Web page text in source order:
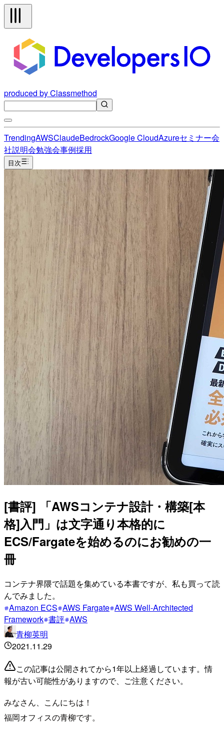
produced by Classmethod
TrendingAWSClaudeBedrockGoogle CloudAzureセミナー会
社説明会勉強会事例採用
目次
[書評] 「AWSコンテナ設計・構築[本
格]入門」は文字通り本格的に
ECS/Fargateを始めるのにお勧めの一
冊
コンテナ界隈で話題を集めている本書ですが、私も買って読
んでみました。
Amazon ECS AWS Fargate AWS Well-Architected
Framework 書評 AWS
青柳英明
2021.11.29
この記事は公開されてから1年以上経過しています。情
報が古い可能性がありますので、ご注意ください。
みなさん、こんにちは！
福岡オフィスの青柳です。